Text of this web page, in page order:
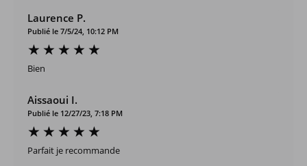
Laurence P.
Publié le 7/5/24, 10:12 PM
Bien
Aissaoui I.
Publié le 12/27/23, 7:18 PM
Parfait je recommande